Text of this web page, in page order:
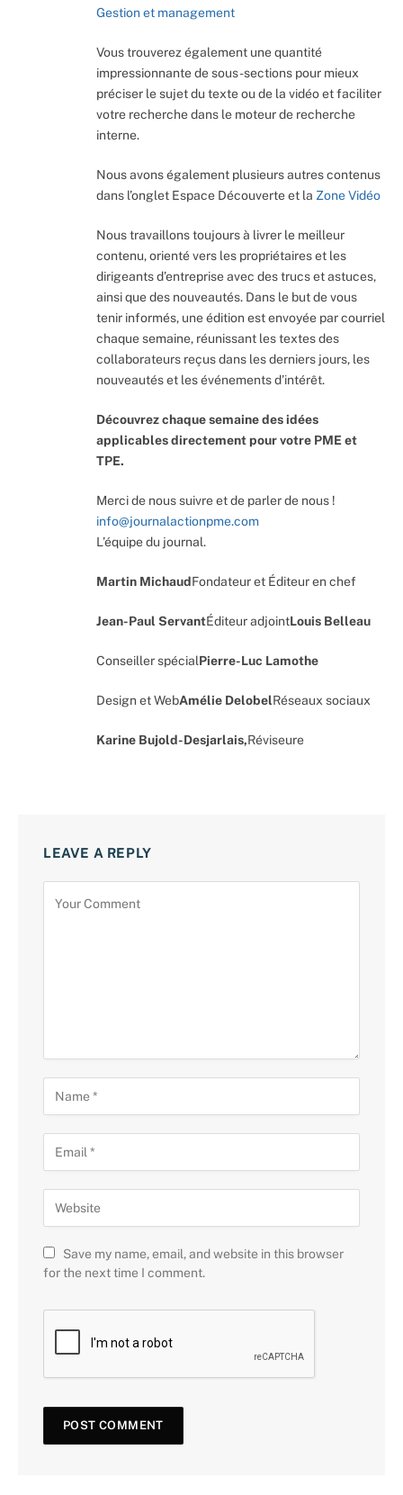
Gestion et management
Vous trouverez également une quantité
impressionnante de sous-sections pour mieux
préciser le sujet du texte ou de la vidéo et faciliter
votre recherche dans le moteur de recherche
interne.
Nous avons également plusieurs autres contenus
dans l’onglet Espace Découverte et la Zone Vidéo
Nous travaillons toujours à livrer le meilleur
contenu, orienté vers les propriétaires et les
dirigeants d’entreprise avec des trucs et astuces,
ainsi que des nouveautés. Dans le but de vous
tenir informés, une édition est envoyée par courriel
chaque semaine, réunissant les textes des
collaborateurs reçus dans les derniers jours, les
nouveautés et les événements d’intérêt.
Découvrez chaque semaine des idées
applicables directement pour votre PME et
TPE.
Merci de nous suivre et de parler de nous !
info@journalactionpme.com
L’équipe du journal.
Martin MichaudFondateur et Éditeur en chef
Jean-Paul ServantÉditeur adjointLouis Belleau
Conseiller spécialPierre-Luc Lamothe
Design et WebAmélie DelobelRéseaux sociaux
Karine Bujold-Desjarlais,Réviseure
LEAVE A REPLY
Save my name, email, and website in this browser
for the next time I comment.